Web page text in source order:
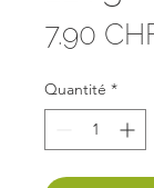
7.90
Quantité *